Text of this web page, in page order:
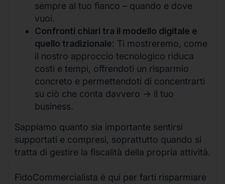
sempre al tuo fianco – quando e dove
vuoi.
Confronti chiari tra il modello digitale e
quello tradizionale: Ti mostreremo, come
il nostro approccio tecnologico riduca
costi e tempi, offrendoti un risparmio
concreto e permettendoti di concentrarti
su ciò che conta davvero -> il tuo
business.
Sappiamo quanto sia importante sentirsi
supportati e compresi, soprattutto quando si
tratta di gestire la fiscalità della propria attività.
FidoCommercialista è qui per farti risparmiare